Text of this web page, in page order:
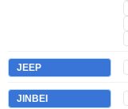
JEEP
JINBEI